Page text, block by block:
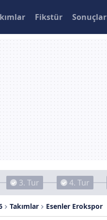
Fikstür Sonuçlar
3. Tur 4. Tur
Takımlar Esenler Erokspor